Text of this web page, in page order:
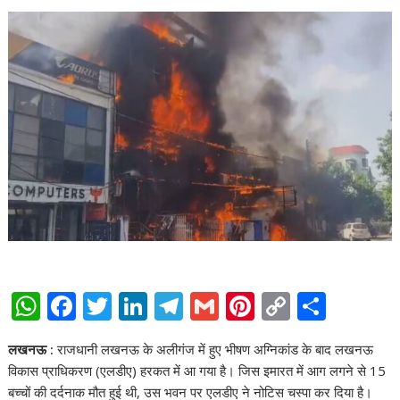
W
at
s
F
ac
e
b
T
itt
er
Li
k
e
T
el
e
gr
G
m
ai
l
Pi
nt
er
e
C
o
p
y
ar
e
लखनऊ : राजधानी लखनऊ के अलीगंज में हुए भीषण अग्निकांड के बाद लखनऊ
विकास प्राधिकरण (एलडीए) हरकत में आ गया है। जिस इमारत में आग लगने से 15
बच्चों की दर्दनाक मौत हुई थी, उस भवन पर एलडीए ने नोटिस चस्पा कर दिया है।